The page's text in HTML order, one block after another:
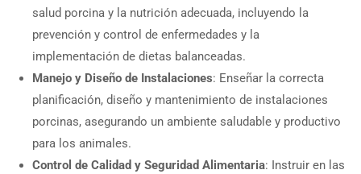
salud porcina y la nutrición adecuada, incluyendo la
prevención y control de enfermedades y la
implementación de dietas balanceadas.
Manejo y Diseño de Instalaciones: Enseñar la correcta
planificación, diseño y mantenimiento de instalaciones
porcinas, asegurando un ambiente saludable y productivo
para los animales.
Control de Calidad y Seguridad Alimentaria: Instruir en las